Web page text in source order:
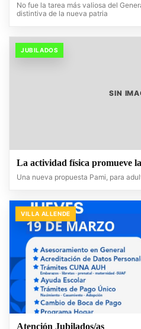
No fue la tarea más valiosa del
distintiva de la nueva patria
JUBILADOS
SIN
La actividad física promueve
Una nueva propuesta Pami, para
VILLA ALLENDE
Atención Jubilados/as